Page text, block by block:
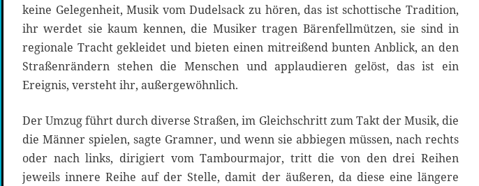
keine Gelegenheit, Musik vom Dudelsack zu hören, das ist schottische Tradition,
ihr werdet sie kaum kennen, die Musiker tragen Bärenfellmützen, sie sind in
regionale Tracht gekleidet und bieten einen mitreißend bunten Anblick, an den
Straßenrändern stehen die Menschen und applaudieren gelöst, das ist ein
Ereignis, versteht ihr, außergewöhnlich.
Der Umzug führt durch diverse Straßen, im Gleichschritt zum Takt der Musik, die
die Männer spielen, sagte Gramner, und wenn sie abbiegen müssen, nach rechts
oder nach links, dirigiert vom Tambourmajor, tritt die von den drei Reihen
jeweils innere Reihe auf der Stelle, damit der äußeren, da diese eine längere